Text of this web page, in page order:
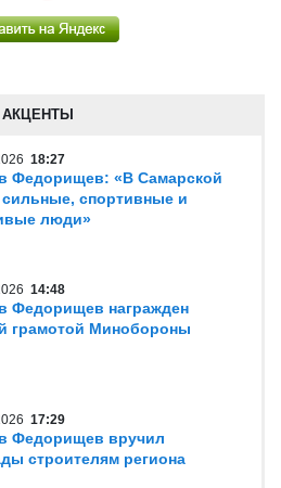
АКЦЕНТЫ
18:27
Федорищев: «В Самарской
спортивные и
люди»
14:48
Федорищев награжден
грамотой Минобороны
17:29
Федорищев вручил
строителям региона